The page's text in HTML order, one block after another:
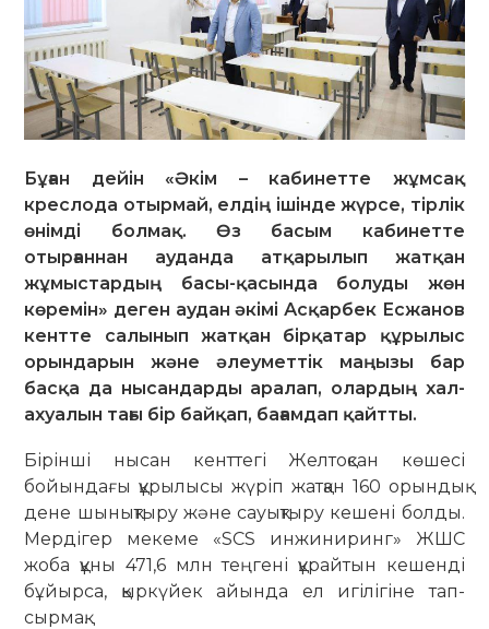
Бұған дейін «Әкім – кабинетте жұмсақ
креслода отырмай, елдің ішінде жүрсе, тірлік
өнімді болмақ. Өз басым кабинетте
отырғаннан ауданда атқарылып жатқан
жұмыстардың басы-қасында болуды жөн
көремін» деген аудан әкімі Асқарбек Есжанов
кентте салынып жатқан бірқатар құрылыс
орындарын және әлеуметтік маңызы бар
басқа да нысандарды аралап, олардың хал-
ахуалын тағы бір байқап, бағамдап қайтты.
Бірінші нысан кенттегі Желтоқсан көшесі
бойындағы құрылысы жүріп жатқан 160 орындық
дене шынық­тыру және сауықтыру кешені болды.
Мердігер мекеме «SCS инжиниринг» ЖШС
жоба құны 471,6 млн теңгені құрайтын кешенді
бұйыр­са, қыр­күйек айында ел игі­лігіне тап­
сырмақ.